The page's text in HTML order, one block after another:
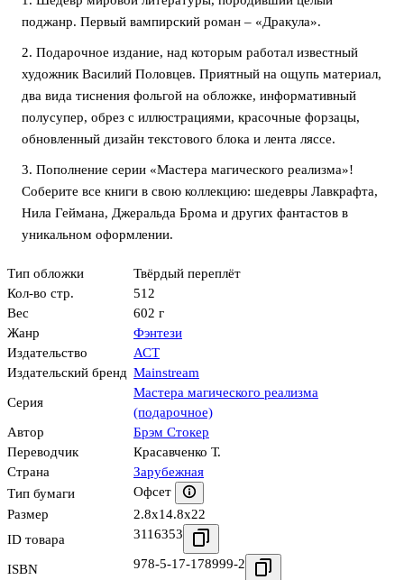
поджанр. Первый вампирский роман – «Дракула».
2. Подарочное издание, над которым работал известный
художник Василий Половцев. Приятный на ощупь материал,
два вида тиснения фольгой на обложке, информативный
полусупер, обрез с иллюстрациями, красочные форзацы,
обновленный дизайн текстового блока и лента ляссе.
3. Пополнение серии «Мастера магического реализма»!
Соберите все книги в свою коллекцию: шедевры Лавкрафта,
Нила Геймана, Джеральда Брома и других фантастов в
уникальном оформлении.
Тип обложки
Твёрдый переплёт
Кол-во стр.
512
Вес
602 г
Жанр
Фэнтези
Издательство
АСТ
Издательский бренд Mainstream
Серия
Мастера магического реализма
(подарочное)
Автор
Брэм Стокер
Переводчик
Красавченко Т.
Страна
Зарубежная
Тип бумаги
Офсет
Размер
2.8x14.8x22
ID товара
3116353
ISBN 978-5-17-178999-2